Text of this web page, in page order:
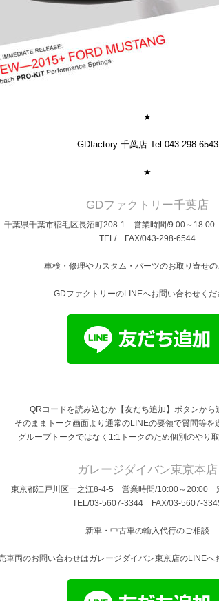
★
GDfactory 千葉店 Tel 043-298-6543
★
GDファクトリー千葉店
千葉県千葉市稲毛区長沼町208-1 営業時間/9:00～18:00
TEL/ FAX/043-298-6544
車検・修理やカスタム・パーツのお取り寄せ
GDファクトリーのLINEへお問い合わせくだ
QRコードを読み込むか【友だち追加】ボタンから
そのままトーク画面より通常のLINEの要領で質問等を
グループトークではなく1:1トークのため個別のやり取
ガレージダイバン東京本店
東京都江戸川区一之江8-4-5 営業時間/10:00～20:00
TEL/03-5607-3344 FAX/03-5607-
新車・中古車の輸入代行のご相談
車両のお問い合わせはガレージダイバン東京店のLINEへ